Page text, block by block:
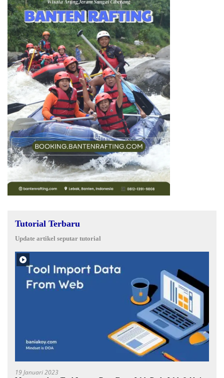
Tutorial Terbaru
Update artikel seputar tutorial
19 Januari 2023